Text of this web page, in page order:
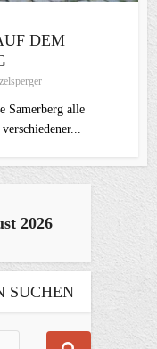
DEM
Samerberg alle
2026
SUCHEN